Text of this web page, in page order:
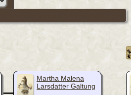
_
Martha Malena
Larsdatter Galtung